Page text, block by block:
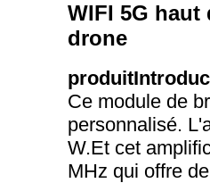
WIFI 5G
drone
produit
Ce module de
personnalisé.
W.Et cet
MHz qui offre